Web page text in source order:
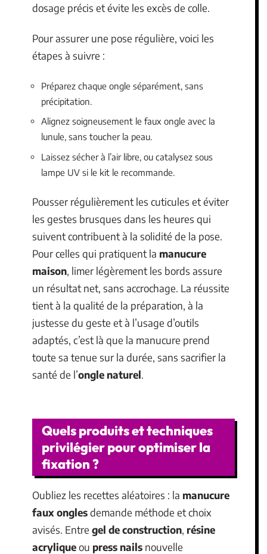
dosage précis et évite les excès de colle.
Pour assurer une pose régulière, voici les
étapes à suivre :
Préparez chaque ongle séparément, sans
précipitation.
Alignez soigneusement le faux ongle avec la
lunule, sans toucher la peau.
Laissez sécher à l’air libre, ou catalysez sous
lampe UV si le kit le recommande.
Pousser régulièrement les cuticules et éviter
les gestes brusques dans les heures qui
suivent contribuent à la solidité de la pose.
Pour celles qui pratiquent la manucure
maison, limer légèrement les bords assure
un résultat net, sans accrochage. La réussite
tient à la qualité de la préparation, à la
justesse du geste et à l’usage d’outils
adaptés, c’est là que la manucure prend
toute sa tenue sur la durée, sans sacrifier la
santé de l’ongle naturel.
Quels produits et techniques
privilégier pour optimiser la
fixation ?
Oubliez les recettes aléatoires : la manucure
faux onglesdemande méthode et choix
avisés. Entre gel de construction, résine
acryliqueou press nails nouvelle